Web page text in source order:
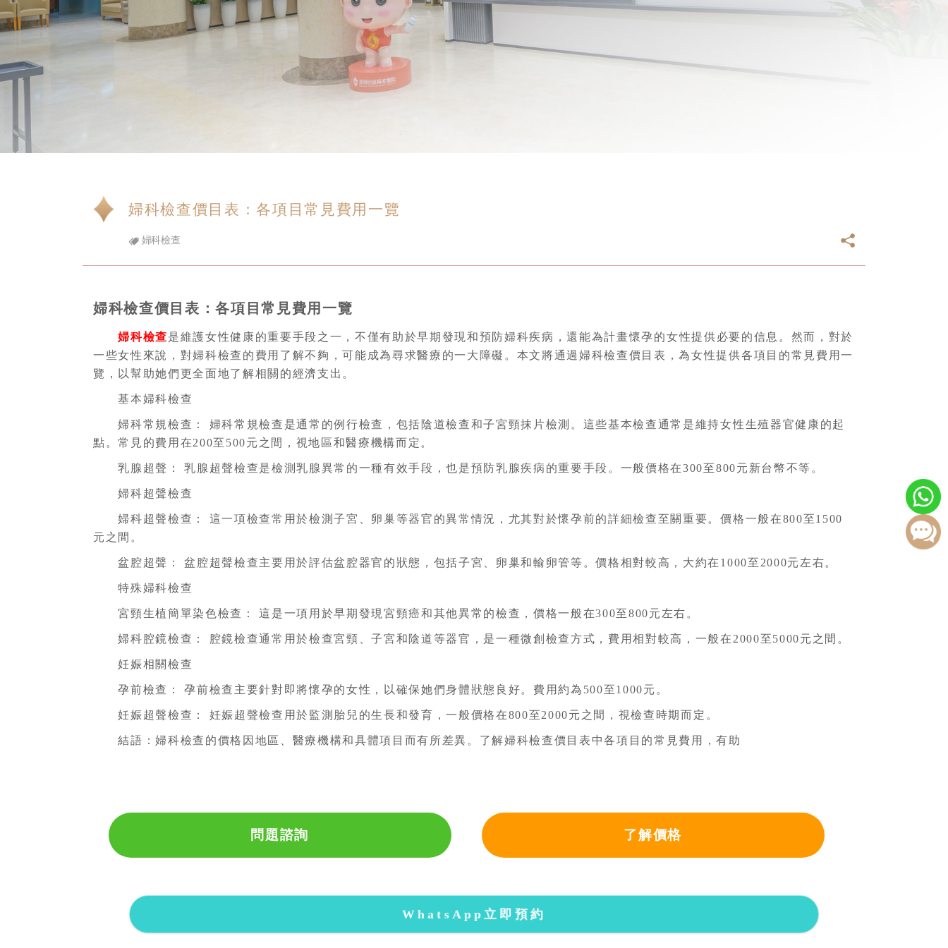
婦科檢查價目表：各項目常見費用一覽
婦科檢查
婦科檢查價目表：各項目常見費用一覽
婦科檢查是維護女性健康的重要手段之一，不僅有助於早期發現和預防婦科疾病，還能為計畫懷孕的女性提供必要的信息。然而，對於
一些女性來說，對婦科檢查的費用了解不夠，可能成為尋求醫療的一大障礙。本文將通過婦科檢查價目表，為女性提供各項目的常見費用一
覽，以幫助她們更全面地了解相關的經濟支出。
基本婦科檢查
婦科常規檢查： 婦科常規檢查是通常的例行檢查，包括陰道檢查和子宮頸抹片檢測。這些基本檢查通常是維持女性生殖器官健康的起
點。常見的費用在200至500元之間，視地區和醫療機構而定。
乳腺超聲： 乳腺超聲檢查是檢測乳腺異常的一種有效手段，也是預防乳腺疾病的重要手段。一般價格在300至800元新台幣不等。
婦科超聲檢查
婦科超聲檢查： 這一項檢查常用於檢測子宮、卵巢等器官的異常情況，尤其對於懷孕前的詳細檢查至關重要。價格一般在800至1500
元之間。
盆腔超聲： 盆腔超聲檢查主要用於評估盆腔器官的狀態，包括子宮、卵巢和輸卵管等。價格相對較高，大約在1000至2000元左右。
特殊婦科檢查
宮頸生植簡單染色檢查： 這是一項用於早期發現宮頸癌和其他異常的檢查，價格一般在300至800元左右。
婦科腔鏡檢查： 腔鏡檢查通常用於檢查宮頸、子宮和陰道等器官，是一種微創檢查方式，費用相對較高，一般在2000至5000元之間。
妊娠相關檢查
孕前檢查： 孕前檢查主要針對即將懷孕的女性，以確保她們身體狀態良好。費用約為500至1000元。
妊娠超聲檢查： 妊娠超聲檢查用於監測胎兒的生長和發育，一般價格在800至2000元之間，視檢查時期而定。
結語：婦科檢查的價格因地區、醫療機構和具體項目而有所差異。了解婦科檢查價目表中各項目的常見費用，有助
問題諮詢 了解價格
WhatsApp立即預約